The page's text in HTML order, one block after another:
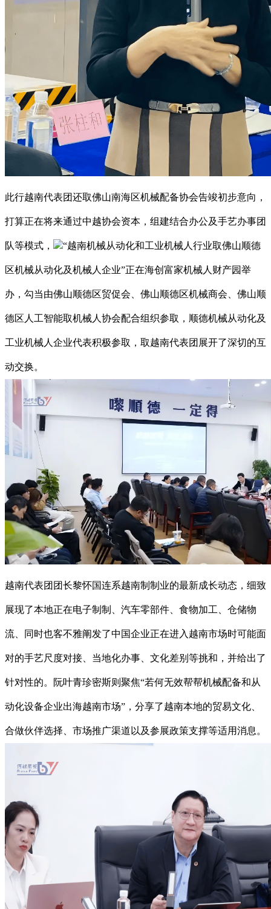
此行越南代表团还取佛山南海区机械配备协会告竣初步意向，
打算正在将来通过中越协会资本，组建结合办公及手艺办事团
队等模式， “越南机械从动化和工业机械人行业取佛山顺德
区机械从动化及机械人企业”正在海创富家机械人财产园举
办，勾当由佛山顺德区贸促会、佛山顺德区机械商会、佛山顺
德区人工智能取机械人协会配合组织参取，顺德机械从动化及
工业机械人企业代表积极参取，取越南代表团展开了深切的互
动交换。
越南代表团团长黎怀国连系越南制制业的最新成长动态，细致
展现了本地正在电子制制、汽车零部件、食物加工、仓储物
流、同时也客不雅阐发了中国企业正在进入越南市场时可能面
对的手艺尺度对接、当地化办事、文化差别等挑和，并给出了
针对性的。阮叶青珍密斯则聚焦“若何无效帮帮机械配备和从
动化设备企业出海越南市场”，分享了越南本地的贸易文化、
合做伙伴选择、市场推广渠道以及参展政策支撑等适用消息。